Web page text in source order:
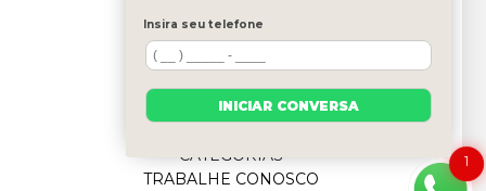
PLANTEL
BLOG
SERVIÇOS
FILHOTES
CATEGORIAS
TRABALHE CONOSCO
1
Insira seu telefone
INICIAR CONVERSA